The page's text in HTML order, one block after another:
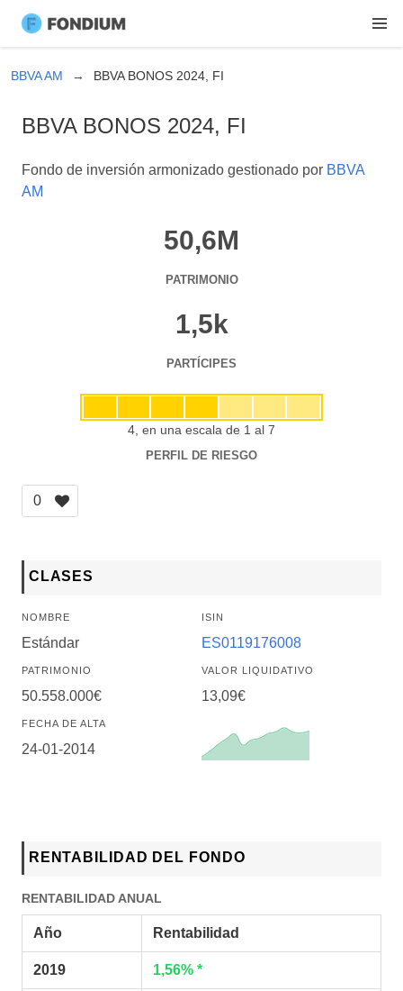
BBVA AM BBVA BONOS 2024, FI
BBVA BONOS 2024, FI
Fondo de inversión armonizado gestionado por BBVA
AM
50,6M
PATRIMONIO
1,5k
PARTÍCIPES
4, en una escala de 1 al 7
PERFIL DE RIESGO
0
CLASES
NOMBRE
Estándar
ISIN
ES0119176008
PATRIMONIO
50.558.000€
VALOR LIQUIDATIVO
13,09€
FECHA DE ALTA
24-01-2014
RENTABILIDAD DEL FONDO
RENTABILIDAD ANUAL
Año Rentabilidad
2019 1,56% *